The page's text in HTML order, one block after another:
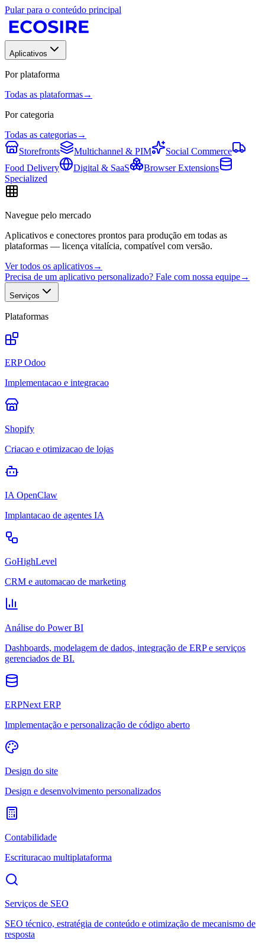
Pular para o conteúdo principal
Aplicativos
Por plataforma
Todas as plataformas→
Por categoria
Todas as categorias→
Storefronts
Multichannel & PIM
Social Commerce
Food Delivery
Digital & SaaS
Browser Extensions
Specialized
Navegue pelo mercado
Aplicativos e conectores prontos para produção em todas as
plataformas — licença vitalícia, compatível com versão.
Ver todos os aplicativos→
Precisa de um aplicativo personalizado? Fale com nossa equipe→
Serviços
Plataformas
ERP Odoo
Implementacao e integracao
Shopify
Criacao e otimizacao de lojas
IA OpenClaw
Implantacao de agentes IA
GoHighLevel
CRM e automacao de marketing
Análise do Power BI
Dashboards, modelagem de dados, integração de ERP e serviços
gerenciados de BI.
ERPNext ERP
Implementação e personalização de código aberto
Design do site
Design e desenvolvimento personalizados
Contabilidade
Escrituracao multiplataforma
Serviços de SEO
SEO técnico, estratégia de conteúdo e otimização de mecanismo de
resposta